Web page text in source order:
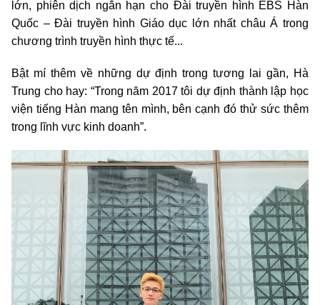
lớn, phiên dịch ngắn hạn cho Đài truyền hình EBS Hàn
Quốc – Đài truyền hình Giáo dục lớn nhất châu Á trong
chương trình truyền hình thực tế...
Bật mí thêm về những dự định trong tương lai gần, Hà
Trung cho hay: “Trong năm 2017 tôi dự định thành lập học
viện tiếng Hàn mang tên mình, bên cạnh đó thử sức thêm
trong lĩnh vực kinh doanh”.